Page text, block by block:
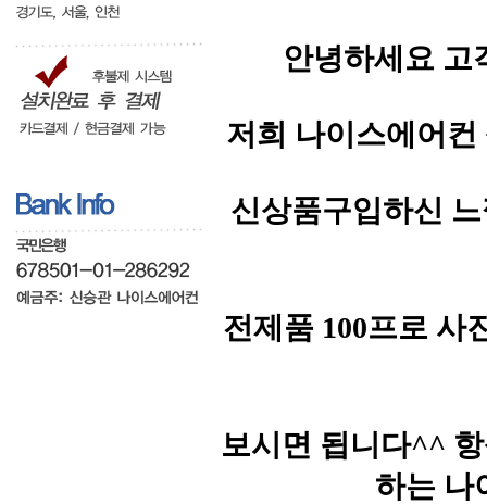
안녕하세요
저희 나이스에어
신상품구입하신
전제품 100프로 사
보시면 됩니다^^
하는 나